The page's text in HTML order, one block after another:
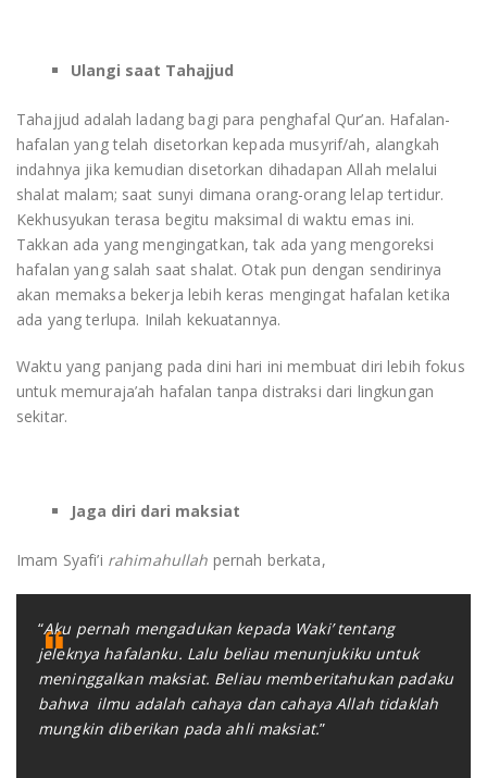
Ulangi saat Tahajjud
Tahajjud adalah ladang bagi para penghafal Qur’an. Hafalan-
hafalan yang telah disetorkan kepada musyrif/ah, alangkah
indahnya jika kemudian disetorkan dihadapan Allah melalui
shalat malam; saat sunyi dimana orang-orang lelap tertidur.
Kekhusyukan terasa begitu maksimal di waktu emas ini.
Takkan ada yang mengingatkan, tak ada yang mengoreksi
hafalan yang salah saat shalat. Otak pun dengan sendirinya
akan memaksa bekerja lebih keras mengingat hafalan ketika
ada yang terlupa. Inilah kekuatannya.
Waktu yang panjang pada dini hari ini membuat diri lebih fokus
untuk memuraja’ah hafalan tanpa distraksi dari lingkungan
sekitar.
Jaga diri dari maksiat
Imam Syafi’i rahimahullah pernah berkata,
“Aku pernah mengadukan kepada Waki’ tentang
jeleknya hafalanku. Lalu beliau menunjukiku untuk
meninggalkan maksiat. Beliau memberitahukan padaku
bahwa ilmu adalah cahaya dan cahaya Allah tidaklah
mungkin diberikan pada ahli maksiat.”